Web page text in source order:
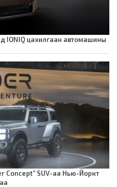
IONIQ цахилгаан автомашины
Concept” SUV-аа Нью-Йоркт